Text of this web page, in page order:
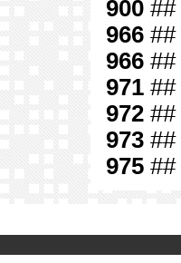
900 ##
966 ##
966 ##
971 ##
972 ##
973 ##
975 ##